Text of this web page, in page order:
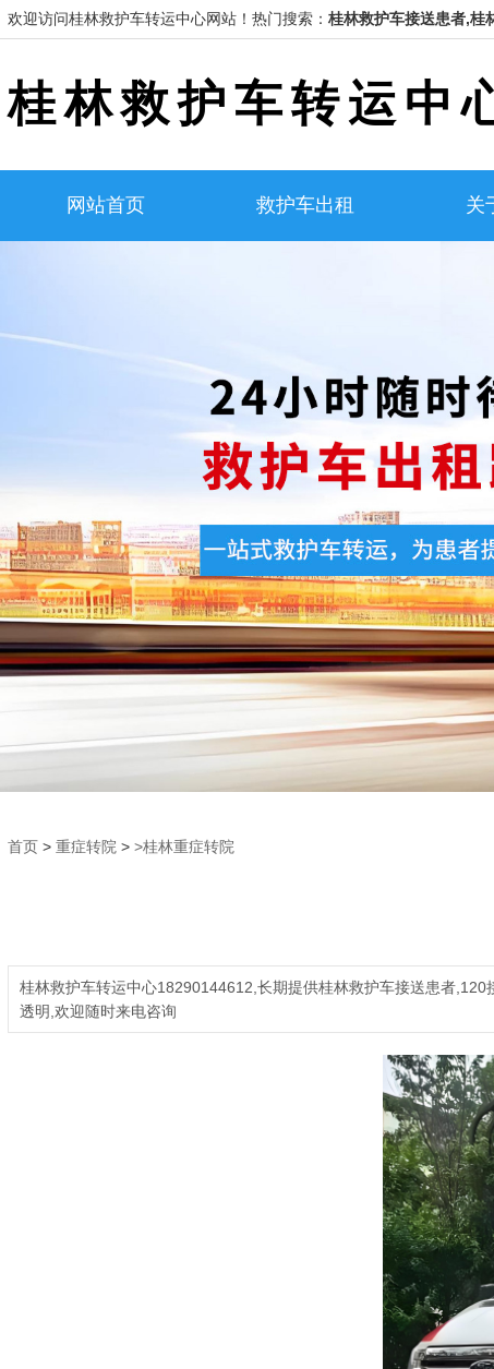
欢迎访问桂林救护车转运中心网站！ 热门搜索： 桂林救护车接送患者,桂
桂林救护车转运中
网站首页 救护车出租 关
首页 > 重症转院 > >桂林重症转院
桂林救护车转运中心18290144612,长期提供桂林救护车接送患者
透明,欢迎随时来电咨询